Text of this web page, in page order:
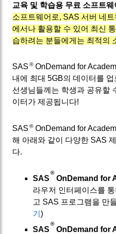
교육 및 학습용 무료 소프트웨
소프트웨어로, SAS 서버 네
에서나 활용할 수 있어 최신
습하려는 분들에게는 최적의
SAS ®OnDemand for
내에 최대 5GB의 데이터를
선생님들께는 학생과 공유할
이터가 제공됩니다!
SAS ®OnDemand for
해 아래와 같이 다양한 SAS
다.
SAS
®
OnDemand for
라우저 인터페이스를
고 SAS 프로그램을 만
기 )
SAS
®
OnDemand for